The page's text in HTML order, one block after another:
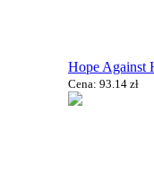
Hope Against
Cena: 93.14 zł